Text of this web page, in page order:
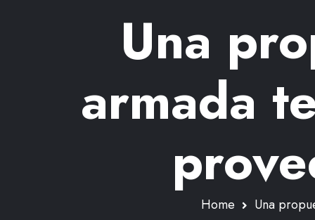
Una
armada
Home Una